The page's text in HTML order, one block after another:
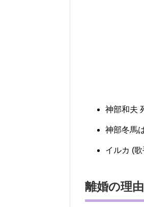
神部和夫
神部冬馬
イルカ (
離婚の理